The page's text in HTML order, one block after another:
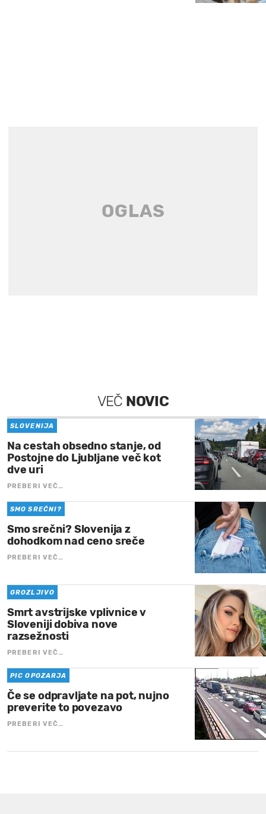
VEČ NOVIC
SLOVENIJA
Na cestah obsedno stanje, od
Postojne do Ljubljane več kot
dve uri
PREBERI VEČ…
SMO SREČNI?
Smo srečni? Slovenija z
dohodkom nad ceno sreče
PREBERI VEČ…
GROZLJIVO
Smrt avstrijske vplivnice v
Sloveniji dobiva nove
razsežnosti
PREBERI VEČ…
PIC OPOZARJA
Če se odpravljate na pot, nujno
preverite to povezavo
PREBERI VEČ…